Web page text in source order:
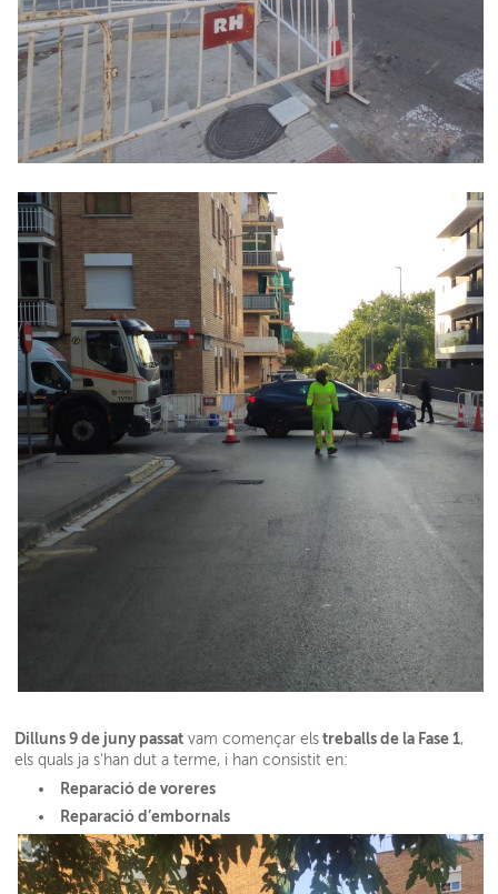
Dilluns 9 de juny passat vam començar els treballs de la Fase 1,
els quals ja s'han dut a terme, i han consistit en:
Reparació de voreres
Reparació d’embornals